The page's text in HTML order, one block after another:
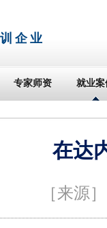
企业
专家师资 就业案
在达
［来源